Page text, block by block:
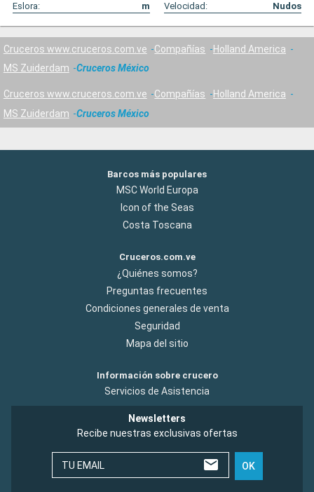
Eslora:
m Velocidad: Nudos
Cruceros www.cruceros.com.ve Compañías
Holland America
MS Zuiderdam
Cruceros México
Cruceros www.cruceros.com.ve Compañías
Holland America
MS Zuiderdam
Cruceros México
Barcos más populares
MSC World Europa
Icon of the Seas
Costa Toscana
Cruceros.com.ve
¿Quiénes somos?
Preguntas frecuentes
Condiciones generales de venta
Seguridad
Mapa del sitio
Información sobre crucero
Servicios de Asistencia
Newsletters
Recibe nuestras exclusivas ofertas
TU EMAIL OK